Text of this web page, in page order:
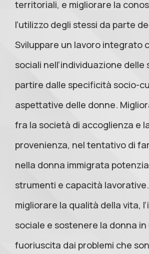
territoriali, e migliorare la
l’utilizzo degli stessi da parte
Sviluppare un lavoro integrato
sociali nell’individuazione delle
partire dalle specificità socio-
aspettative delle donne.
fra la società di accoglienza e
provenienza, nel tentativo di
nella donna immigrata
strumenti e capacità
migliorare la qualità della vita,
sociale e sostenere la donna
fuoriuscita dai problemi che